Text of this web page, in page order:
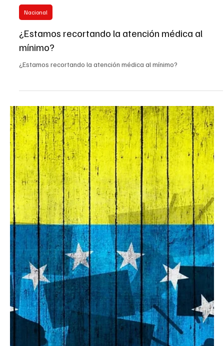
Alma Contreras
27 nov 2025
¿Estamos recortando la atención médica al
mínimo?
¿Estamos recortando la atención médica al mínimo?